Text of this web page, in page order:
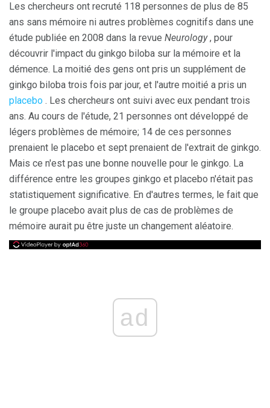
Les chercheurs ont recruté 118 personnes de plus de 85
ans sans mémoire ni autres problèmes cognitifs dans une
étude publiée en 2008 dans la revue Neurology, pour
découvrir l'impact du ginkgo biloba sur la mémoire et la
démence. La moitié des gens ont pris un supplément de
ginkgo biloba trois fois par jour, et l'autre moitié a pris un
placebo . Les chercheurs ont suivi avec eux pendant trois
ans. Au cours de l'étude, 21 personnes ont développé de
légers problèmes de mémoire; 14 de ces personnes
prenaient le placebo et sept prenaient de l'extrait de ginkgo.
Mais ce n'est pas une bonne nouvelle pour le ginkgo. La
différence entre les groupes ginkgo et placebo n'était pas
statistiquement significative. En d'autres termes, le fait que
le groupe placebo avait plus de cas de problèmes de
mémoire aurait pu être juste un changement aléatoire.
ad